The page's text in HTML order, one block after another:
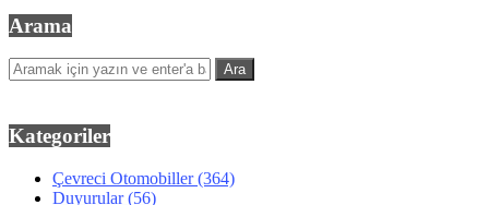
Arama
Kategoriler
Çevreci Otomobiller(364)
Duyurular(56)